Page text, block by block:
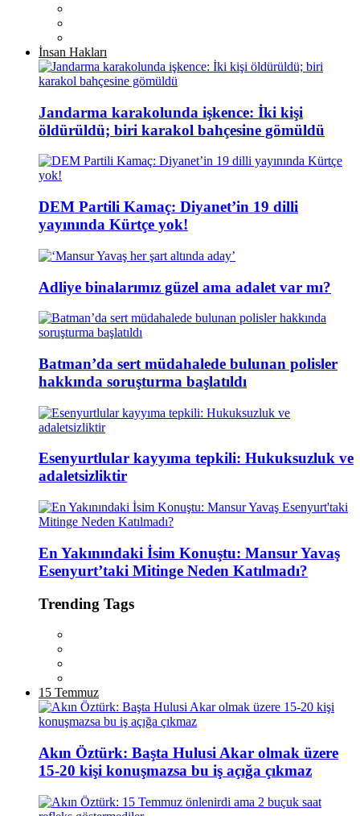
İnsan Hakları
Jandarma karakolunda işkence: İki kişi
öldürüldü; biri karakol bahçesine gömüldü
DEM Partili Kamaç: Diyanet’in 19 dilli
yayınında Kürtçe yok!
Adliye binalarımız güzel ama adalet var mı?
Batman’da sert müdahalede bulunan polisler
hakkında soruşturma başlatıldı
Esenyurtlular kayyıma tepkili: Hukuksuzluk ve
adaletsizliktir
En Yakınındaki İsim Konuştu: Mansur Yavaş
Esenyurt’taki Mitinge Neden Katılmadı?
Trending Tags
15 Temmuz
Akın Öztürk: Başta Hulusi Akar olmak üzere
15-20 kişi konuşmazsa bu iş açığa çıkmaz